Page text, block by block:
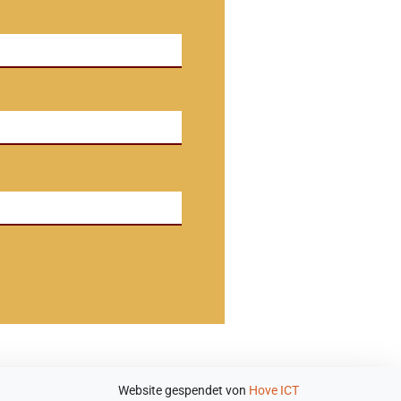
Website gespendet von Hove ICT